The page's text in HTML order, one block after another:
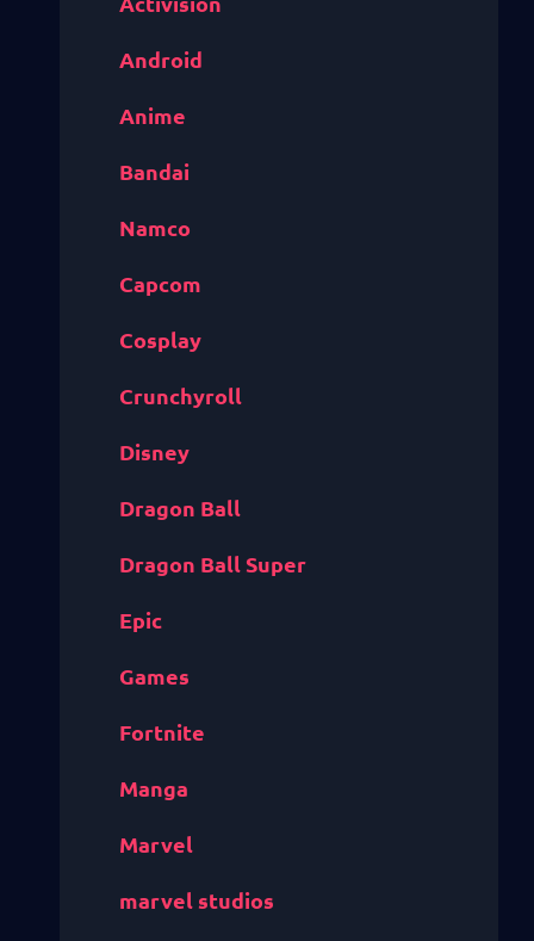
Android
Anime
Bandai
Namco
Capcom
Cosplay
Crunchyroll
Disney
Dragon Ball
Dragon Ball Super
Epic
Games
Fortnite
Manga
Marvel
marvel studios